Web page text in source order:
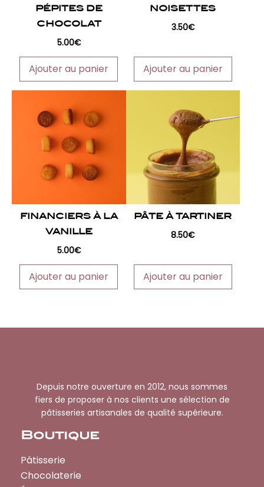
PÉPITES DE
CHOCOLAT
5.00€
Ajouter au panier
NOISETTES
3.50€
Ajouter au panier
FINANCIERS À LA
VANILLE
5.00€
Ajouter au panier
PÂTE À TARTINER
8.50€
Ajouter au panier
Depuis notre ouverture en 2012, nous sommes
fiers de proposer à nos clients une sélection de
pâtisseries artisanales de qualité supérieure.
Boutique
Pâtisserie
Chocolaterie